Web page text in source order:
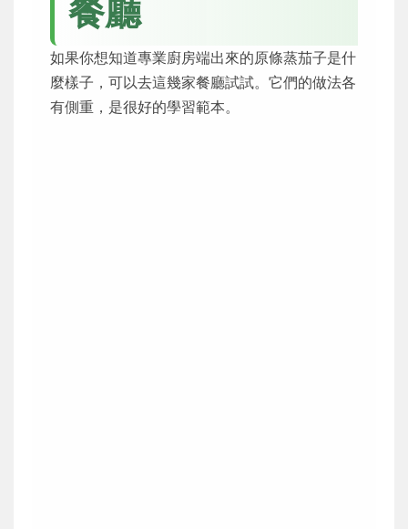
餐廳
如果你想知道專業廚房端出來的原條蒸茄子是什
麼樣子，可以去這幾家餐廳試試。它們的做法各
有側重，是很好的學習範本。